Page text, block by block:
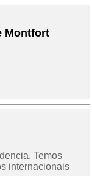
Montfort
Temos
internacionais